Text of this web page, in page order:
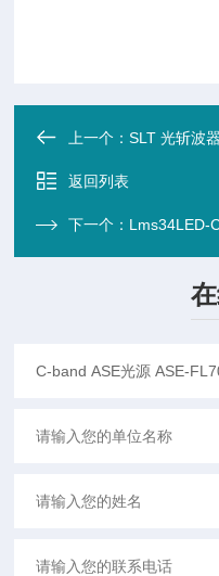
上一个：SLT 光斩波
返回列表
下一个： Lms34LED-